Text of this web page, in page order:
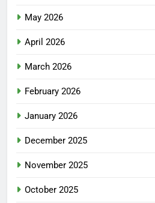
May 2026
April 2026
March 2026
February 2026
January 2026
December 2025
November 2025
October 2025